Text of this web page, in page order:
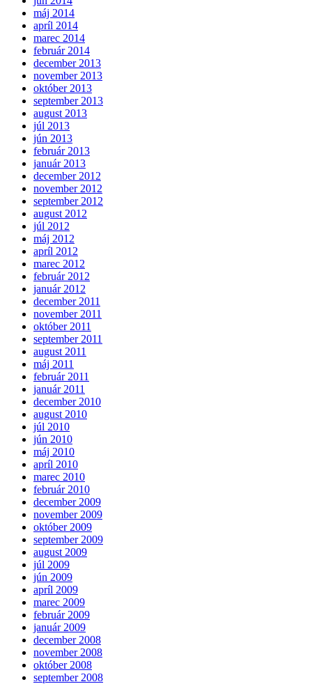
máj 2014
apríl 2014
marec 2014
február 2014
december 2013
november 2013
október 2013
september 2013
august 2013
júl 2013
jún 2013
február 2013
január 2013
december 2012
november 2012
september 2012
august 2012
júl 2012
máj 2012
apríl 2012
marec 2012
február 2012
január 2012
december 2011
november 2011
október 2011
september 2011
august 2011
máj 2011
február 2011
január 2011
december 2010
august 2010
júl 2010
jún 2010
máj 2010
apríl 2010
marec 2010
február 2010
december 2009
november 2009
október 2009
september 2009
august 2009
júl 2009
jún 2009
apríl 2009
marec 2009
február 2009
január 2009
december 2008
november 2008
október 2008
september 2008